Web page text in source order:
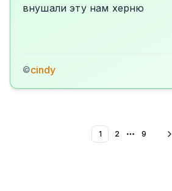
внушали эту нам херню
©cindy
1 2 More pages
9